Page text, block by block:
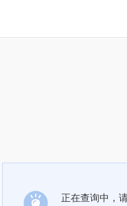
正在查询中，